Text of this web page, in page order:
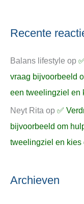
Recente
Balans lifestyle op
vraag bijvoorbeeld
een tweelingziel en
Neyt Rita op ✅
bijvoorbeeld om
tweelingziel en kies
Archieven